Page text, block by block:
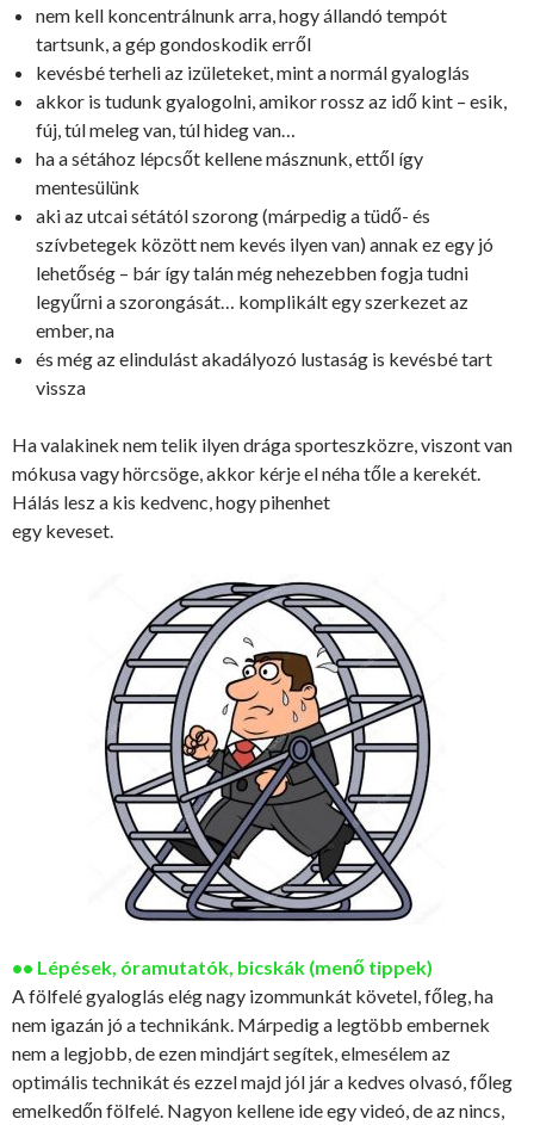
nem kell koncentrálnunk arra, hogy állandó tempót
tartsunk, a gép gondoskodik erről
kevésbé terheli az izületeket, mint a normál gyaloglás
akkor is tudunk gyalogolni, amikor rossz az idő kint – esik,
fúj, túl meleg van, túl hideg van…
ha a sétához lépcsőt kellene másznunk, ettől így
mentesülünk
aki az utcai sétától szorong (márpedig a tüdő- és
szívbetegek között nem kevés ilyen van) annak ez egy jó
lehetőség – bár így talán még nehezebben fogja tudni
legyűrni a szorongását… komplikált egy szerkezet az
ember, na
és még az elindulást akadályozó lustaság is kevésbé tart
vissza
Ha valakinek nem telik ilyen drága sporteszközre, viszont van
mókusa vagy hörcsöge, akkor kérje el néha tőle a kerekét.
Hálás lesz a kis kedvenc, hogy pihenhet
egy keveset.
•• Lépések, óramutatók, bicskák (menő tippek)
A fölfelé gyaloglás elég nagy izommunkát követel, főleg, ha
nem igazán jó a technikánk. Márpedig a legtöbb embernek
nem a legjobb, de ezen mindjárt segítek, elmesélem az
optimális technikát és ezzel majd jól jár a kedves olvasó, főleg
emelkedőn fölfelé. Nagyon kellene ide egy videó, de az nincs,